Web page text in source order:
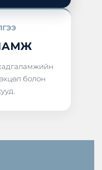
болон